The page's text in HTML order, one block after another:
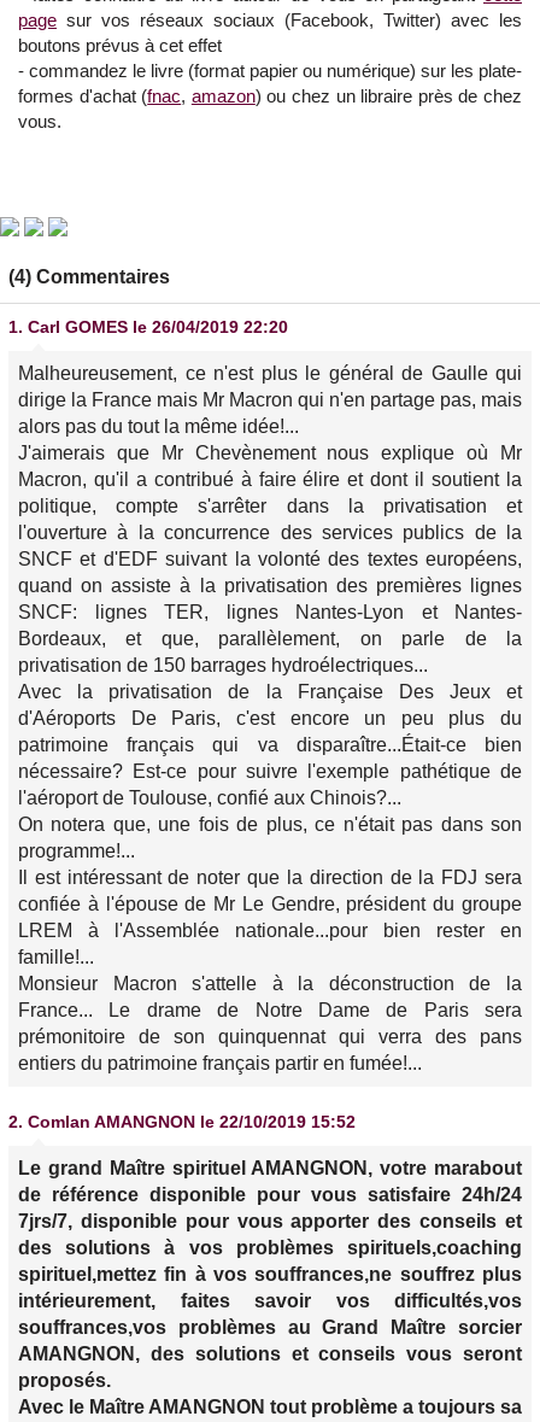
page sur vos réseaux sociaux (Facebook, Twitter) avec les
boutons prévus à cet effet
- commandez le livre (format papier ou numérique) sur les plate-
formes d'achat (fnac, amazon) ou chez un libraire près de chez
vous.
(4) Commentaires
1. Carl GOMES le 26/04/2019 22:20
Malheureusement, ce n'est plus le général de Gaulle qui
dirige la France mais Mr Macron qui n'en partage pas, mais
alors pas du tout la même idée!...
J'aimerais que Mr Chevènement nous explique où Mr
Macron, qu'il a contribué à faire élire et dont il soutient la
politique, compte s'arrêter dans la privatisation et
l'ouverture à la concurrence des services publics de la
SNCF et d'EDF suivant la volonté des textes européens,
quand on assiste à la privatisation des premières lignes
SNCF: lignes TER, lignes Nantes-Lyon et Nantes-
Bordeaux, et que, parallèlement, on parle de la
privatisation de 150 barrages hydroélectriques...
Avec la privatisation de la Française Des Jeux et
d'Aéroports De Paris, c'est encore un peu plus du
patrimoine français qui va disparaître...Était-ce bien
nécessaire? Est-ce pour suivre l'exemple pathétique de
l'aéroport de Toulouse, confié aux Chinois?...
On notera que, une fois de plus, ce n'était pas dans son
programme!...
Il est intéressant de noter que la direction de la FDJ sera
confiée à l'épouse de Mr Le Gendre, président du groupe
LREM à l'Assemblée nationale...pour bien rester en
famille!...
Monsieur Macron s'attelle à la déconstruction de la
France... Le drame de Notre Dame de Paris sera
prémonitoire de son quinquennat qui verra des pans
entiers du patrimoine français partir en fumée!...
2. Comlan AMANGNON le 22/10/2019 15:52
Le grand Maître spirituel AMANGNON, votre marabout
de référence disponible pour vous satisfaire 24h/24
7jrs/7, disponible pour vous apporter des conseils et
des solutions à vos problèmes spirituels,coaching
spirituel,mettez fin à vos souffrances,ne souffrez plus
intérieurement, faites savoir vos difficultés,vos
souffrances,vos problèmes au Grand Maître sorcier
AMANGNON, des solutions et conseils vous seront
proposés.
Avec le Maître AMANGNON tout problème a toujours sa